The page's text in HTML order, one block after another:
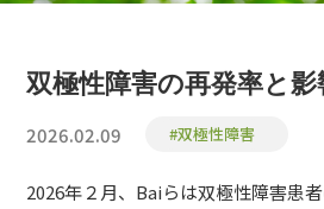
双極性障害の再発率と
2026.02.09 #双極性障害
2026年２月、Baiらは双極性障害患